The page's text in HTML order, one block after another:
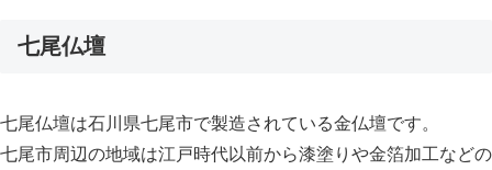
七尾仏壇
七尾仏壇は石川県七尾市で製造されている金仏壇です。
七尾市周辺の地域は江戸時代以前から漆塗りや金箔加工などの